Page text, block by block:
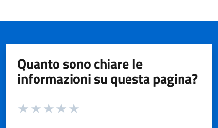
Quanto sono chiare le
informazioni su questa pagina?
Valuta da 1 a 5 stelle la pagina